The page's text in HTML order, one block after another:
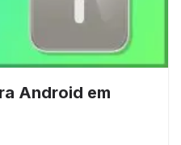
Android em